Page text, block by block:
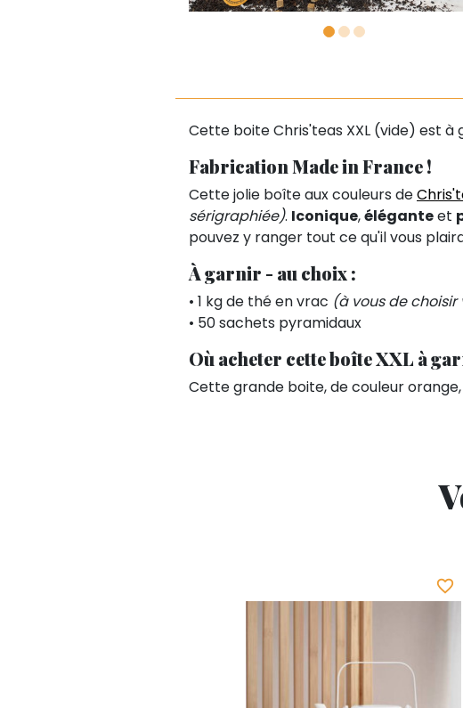
Cette boite Chris'teas XXL (vide) est à
Fabrication Made in France !
Cette jolie boîte aux couleurs de
sérigraphiée). Iconique,éléganteet
pouvez y ranger tout ce qu'il vous
À garnir - au choix :
• 1 kg de thé en vrac (à vous de
• 50 sachets pyramidaux
Où acheter cette boîte XXL à
Cette grande boite, de couleur
favorite_border